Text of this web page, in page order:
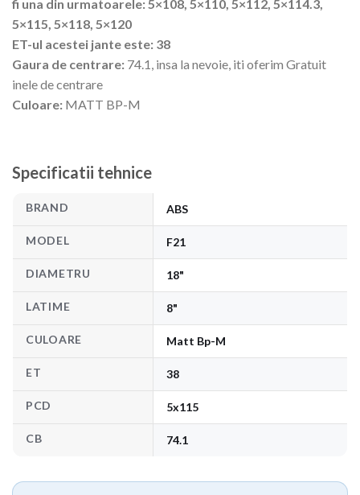
fi una din urmatoarele: 5×108, 5×110, 5×112, 5×114.3,
5×115, 5×118, 5×120
ET-ul acestei jante este: 38
Gaura de centrare: 74.1, insa la nevoie, iti oferim Gratuit
inele de centrare
Culoare: MATT BP-M
Specificatii tehnice
BRAND ABS
MODEL F21
DIAMETRU 18"
LATIME 8"
CULOARE Matt Bp-M
ET 38
PCD 5x115
CB 74.1